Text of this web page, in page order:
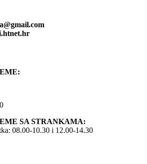
SA STRANKAMA:
08.00-10.30 i 12.00-14.30